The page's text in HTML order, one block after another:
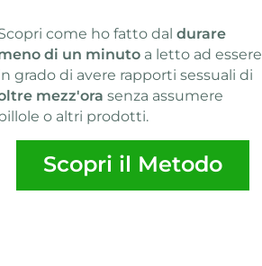
come ho fatto dal durare
di un minuto a letto ad essere
grado di avere rapporti sessuali di
mezz'ora senza assumere
o altri prodotti.
Scopri il Metodo